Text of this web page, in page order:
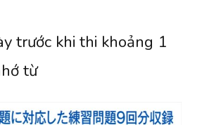
trước khi thi khoảng 1
từ